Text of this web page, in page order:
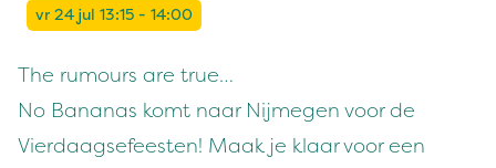
vr 24 jul 13:15 - 14:00
The rumours are true…
No Bananas komt naar Nijmegen voor de
Vierdaagsefeesten! Maak je klaar voor een